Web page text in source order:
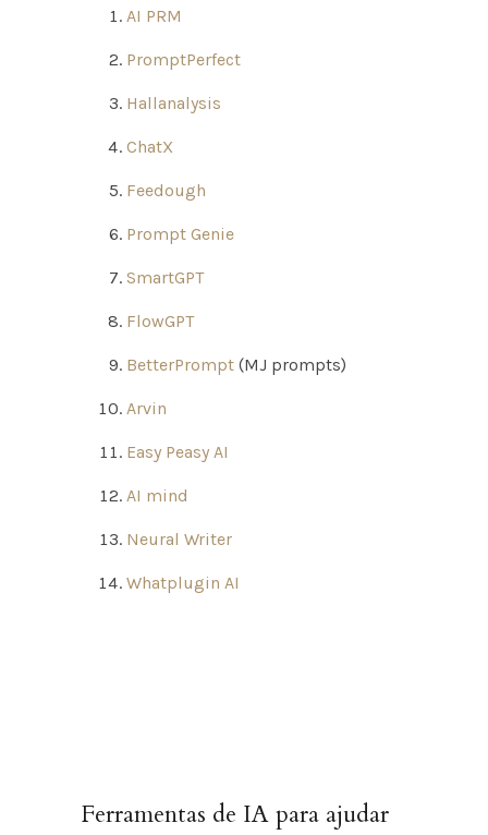
AI PRM
PromptPerfect
Hallanalysis
ChatX
Feedough
Prompt Genie
SmartGPT
FlowGPT
BetterPrompt(MJ prompts)
Arvin
Easy Peasy AI
AI mind
Neural Writer
Whatplugin AI
Ferramentas de IA para ajudar